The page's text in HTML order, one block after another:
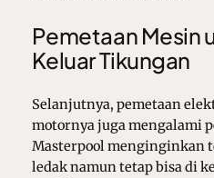
Pemetaan Mesin
Keluar Tikungan
Selanjutnya, pemetaan
motornya juga mengalami
Masterpool menginginkan
ledak namun tetap bisa di